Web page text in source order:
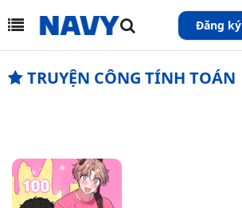
Đăng ký
TRUYỆN CÔNG TÍNH TOÁN